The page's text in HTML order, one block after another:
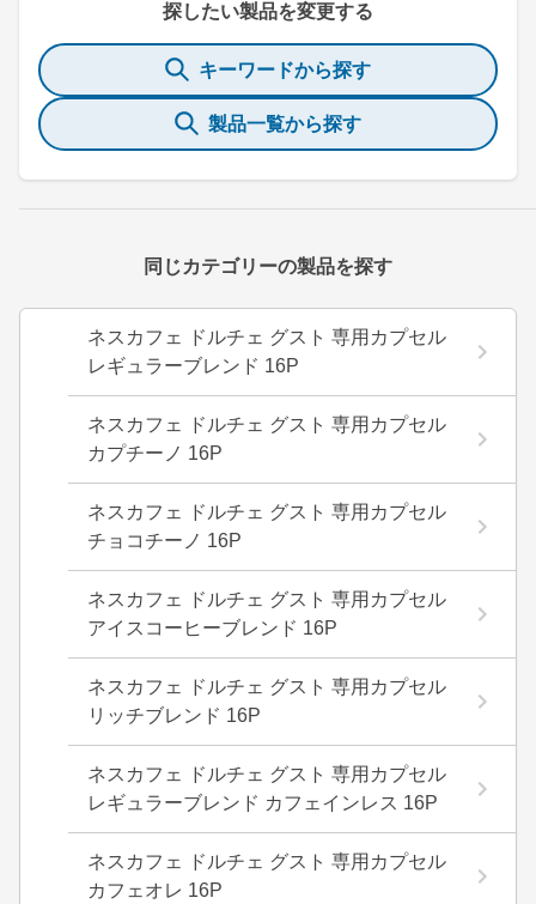
探したい製品を変更する
キーワードから探す
製品一覧から探す
同じカテゴリーの製品を探す
ネスカフェ ドルチェ グスト 専用カプセル
レギュラーブレンド 16P
ネスカフェ ドルチェ グスト 専用カプセル
カプチーノ 16P
ネスカフェ ドルチェ グスト 専用カプセル
チョコチーノ 16P
ネスカフェ ドルチェ グスト 専用カプセル
アイスコーヒーブレンド 16P
ネスカフェ ドルチェ グスト 専用カプセル
リッチブレンド 16P
ネスカフェ ドルチェ グスト 専用カプセル
レギュラーブレンド カフェインレス 16P
ネスカフェ ドルチェ グスト 専用カプセル
カフェオレ 16P